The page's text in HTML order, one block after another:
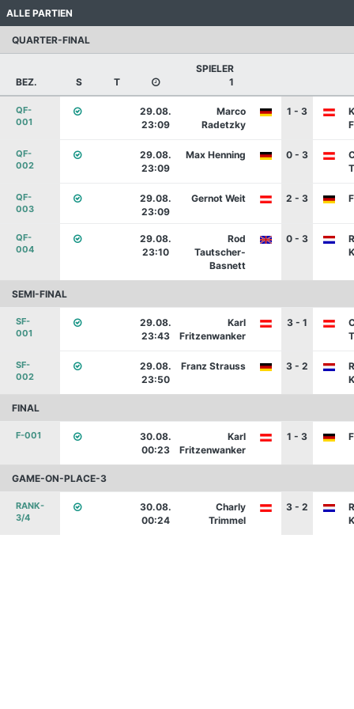
ALLE PARTIEN
QUARTER-FINAL
BEZ. S T
SPIELER
1
QF-
001
29.08.
23:09
Marco
Radetzky
1 - 3
QF-
002
29.08.
23:09
Max Henning 0 - 3
QF-
003
29.08.
23:09
Gernot Weit 2 - 3
QF-
004
29.08.
23:10
Rod
Tautscher-
Basnett
0 - 3
SEMI-FINAL
SF-
001
29.08.
23:43
Karl
Fritzenwanker
3 - 1
SF-
002
29.08.
23:50
Franz Strauss 3 - 2
FINAL
F-001
30.08.
00:23
Karl
Fritzenwanker
1 - 3
GAME-ON-PLACE-3
RANK-
3/4
30.08.
00:24
Charly
Trimmel
3 - 2